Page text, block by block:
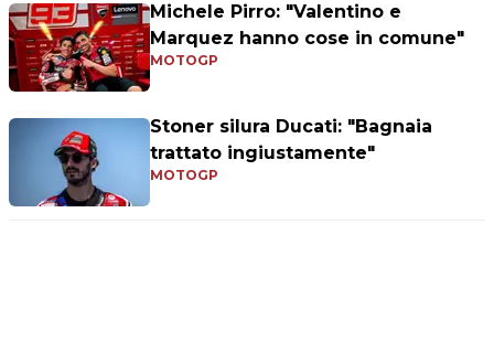
Michele Pirro: "Valentino e
Marquez hanno cose in comune"
MOTOGP
Stoner silura Ducati: "Bagnaia
trattato ingiustamente"
MOTOGP